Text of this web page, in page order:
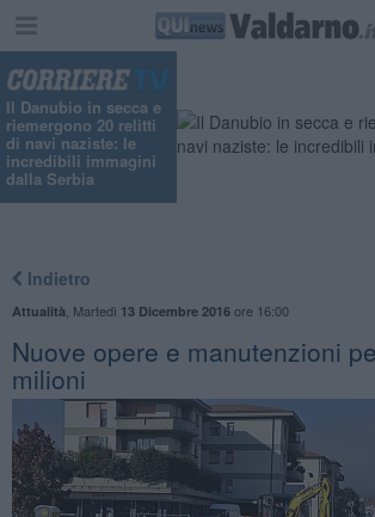
Il Danubio in secca e
riemergono 20 relitti
di navi naziste: le
incredibili immagini
dalla Serbia
Indietro
Attualità Martedì 13 Dicembre 2016ore 16:00
Nuove opere e manutenzioni
milioni